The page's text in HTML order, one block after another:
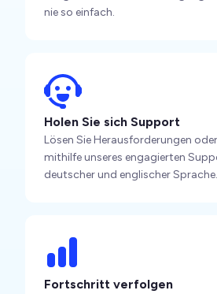
nie so einfach.
Holen Sie sich Support
Lösen Sie Herausforderungen
mithilfe unseres engagierten
deutscher und englischer Sprache.
Fortschritt verfolgen